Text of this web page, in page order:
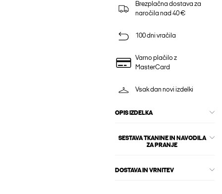
Brezplačna dostava za
naročila nad 40 €
100 dni vračila
Varno plačilo z
MasterCard
Vsak dan novi izdelki
OPIS IZDELKA
SESTAVA TKANINE IN NAVODILA
ZA PRANJE
DOSTAVA IN VRNITEV